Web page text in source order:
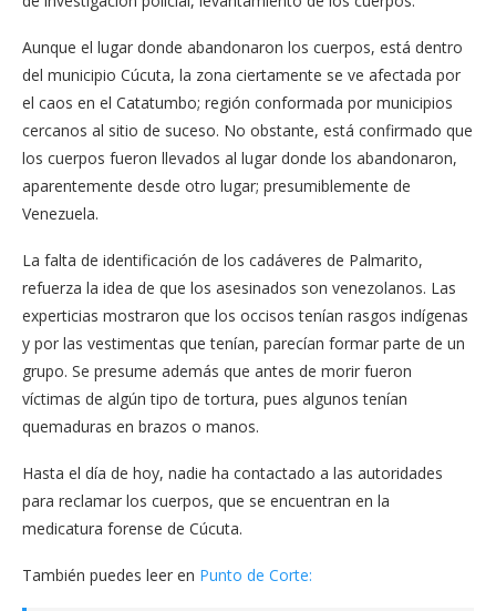
Aunque el lugar donde abandonaron los cuerpos, está dentro
del municipio Cúcuta, la zona ciertamente se ve afectada por
el caos en el Catatumbo; región conformada por municipios
cercanos al sitio de suceso. No obstante, está confirmado que
los cuerpos fueron llevados al lugar donde los abandonaron,
aparentemente desde otro lugar; presumiblemente de
Venezuela.
La falta de identificación de los cadáveres de Palmarito,
refuerza la idea de que los asesinados son venezolanos. Las
experticias mostraron que los occisos tenían rasgos indígenas
y por las vestimentas que tenían, parecían formar parte de un
grupo. Se presume además que antes de morir fueron
víctimas de algún tipo de tortura, pues algunos tenían
quemaduras en brazos o manos.
Hasta el día de hoy, nadie ha contactado a las autoridades
para reclamar los cuerpos, que se encuentran en la
medicatura forense de Cúcuta.
También puedes leer en Punto de Corte: